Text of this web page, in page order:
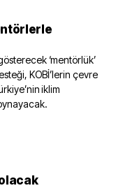
‘mentörlük’
KOBİ’lerin çevre
iklim